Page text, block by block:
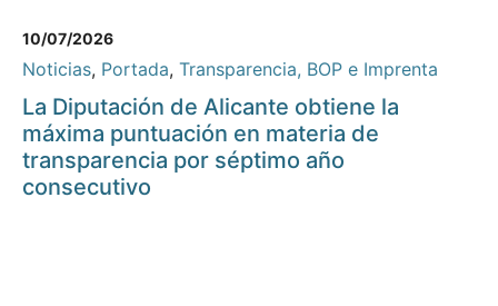
10/07/2026
Noticias, Portada, Transparencia, BOP e Imprenta
La Diputación de Alicante obtiene la
máxima puntuación en materia de
transparencia por séptimo año
consecutivo